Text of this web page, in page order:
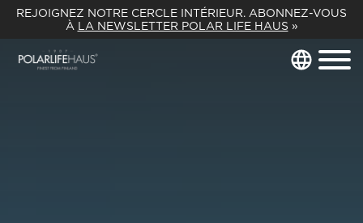
REJOIGNEZ NOTRE CERCLE INTÉRIEUR. ABONNEZ-VOUS
À LA NEWSLETTER POLAR LIFE HAUS »